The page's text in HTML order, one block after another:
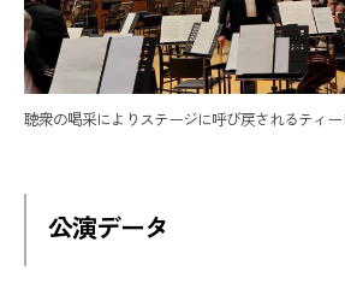
聴衆の喝采によりステージに呼び戻されるティ
公演データ